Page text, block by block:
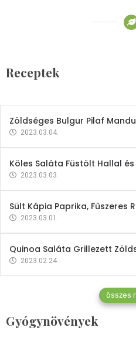
Receptek
2023.03.06.
Zöldséges Bulgur Pilaf
2023.03.04.
Köles Saláta Füstölt Hallal
2023.03.03.
Sült Kápia Paprika, Fűszeres
2023.03.01.
Quinoa Saláta Grillezett
2023.02.24.
összes
Gyógynövények
Gyógynövények
Mindent a
2023.12.21.